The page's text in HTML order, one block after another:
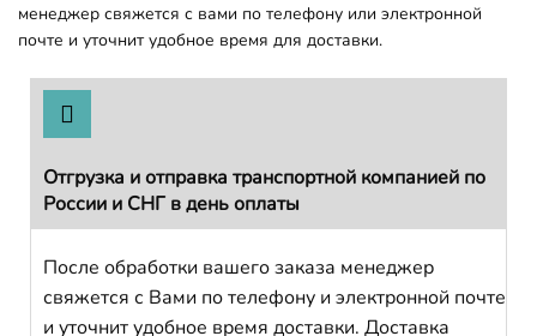
менеджер свяжется с вами по телефону или электронной
почте и уточнит удобное время для доставки.
Отгрузка и отправка транспортной компанией по
России и СНГ в день оплаты
После обработки вашего заказа менеджер
свяжется с Вами по телефону и электронной почте
и уточнит удобное время доставки. Доставка